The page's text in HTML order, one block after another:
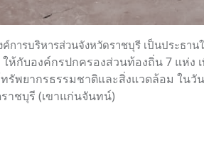
ารบริหารส่วนจังหวัดราชบุรี เป็นประธาน
ห้กับองค์กรปกครองส่วนท้องถิ่น 7 แห่ง
รัพยากรธรรมชาติและสิ่งแวดล้อม ในวั
าชบุรี (เขาแก่นจันทน์)